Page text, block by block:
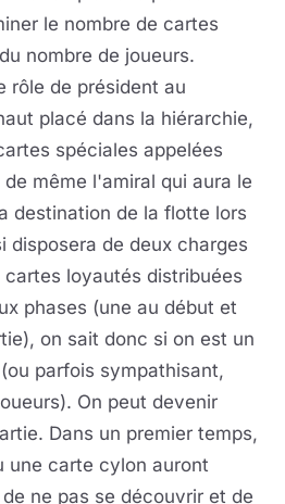
le nombre de cartes
nombre de joueurs.
rôle de président au
placé dans la hiérarchie,
spéciales appelées
même l'amiral qui aura le
destination de la flotte lors
disposera de deux charges
loyautés distribuées
phases (une au début et
on sait donc si on est un
parfois sympathisant,
On peut devenir
Dans un premier temps,
une carte cylon auront
ne pas se découvrir et de